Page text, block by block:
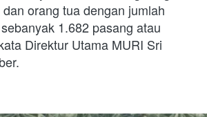
orang tua dengan jumlah
1.682 pasang atau
Direktur Utama MURI Sri